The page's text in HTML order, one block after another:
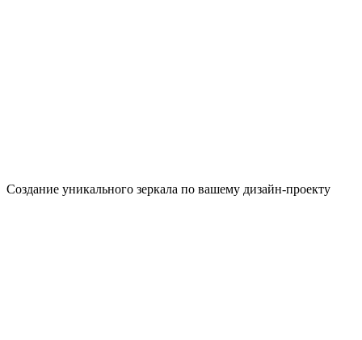
Создание уникального зеркала по вашему дизайн-проекту